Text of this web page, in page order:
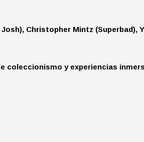
Josh), Christopher Mintz
coleccionismo y experiencias